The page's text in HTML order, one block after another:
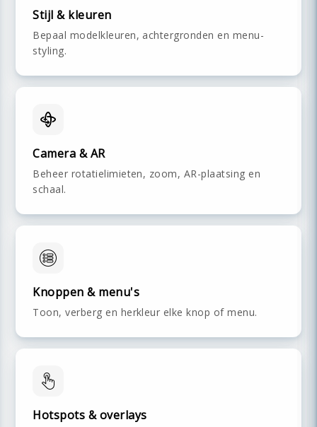
Stijl & kleuren
Bepaal modelkleuren, achtergronden en menu-
styling.
Camera & AR
Beheer rotatielimieten, zoom, AR-plaatsing en
schaal.
Knoppen & menu's
Toon, verberg en herkleur elke knop of menu.
Hotspots & overlays